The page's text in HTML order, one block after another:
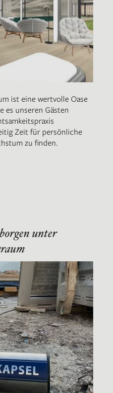
ist eine wertvolle Oase
es unseren Gästen
Zeit für persönliche
zu finden.
unter